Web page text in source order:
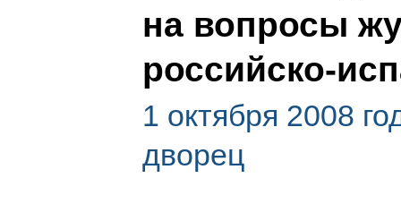
на вопросы
российско-
1 октября 2008
дворец